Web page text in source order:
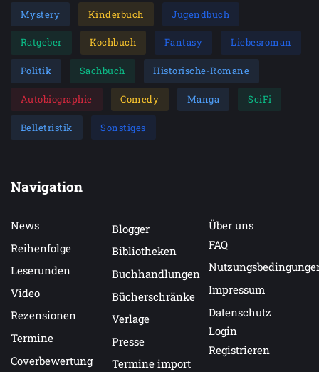
Mystery Kinderbuch Jugendbuch
Ratgeber Kochbuch Fantasy Liebesroman
Politik Sachbuch Historische-Romane
Autobiographie Comedy Manga SciFi
Belletristik Sonstiges
Navigation
News
Reihenfolge
Leserunden
Video
Rezensionen
Termine
Coverbewertung
Blogger
Bibliotheken
Buchhandlungen
Bücherschränke
Verlage
Presse
Termine import
Über uns
FAQ
Impressum
Datenschutz
Login
Registrieren